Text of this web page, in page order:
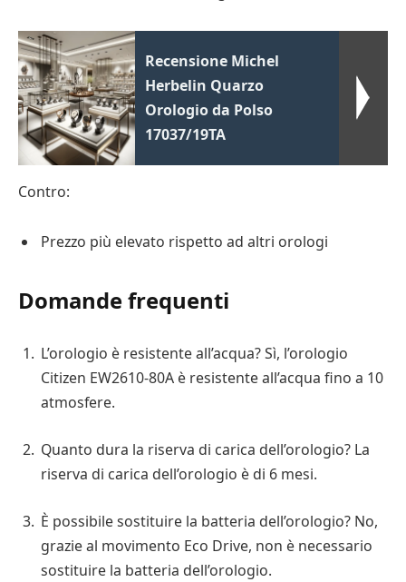
Recensione Michel
Herbelin Quarzo
Orologio da Polso
17037/19TA
Contro:
Prezzo più elevato rispetto ad altri orologi
Domande frequenti
L’orologio è resistente all’acqua? Sì, l’orologio
Citizen EW2610-80A è resistente all’acqua fino a 10
atmosfere.
Quanto dura la riserva di carica dell’orologio? La
riserva di carica dell’orologio è di 6 mesi.
È possibile sostituire la batteria dell’orologio? No,
grazie al movimento Eco Drive, non è necessario
sostituire la batteria dell’orologio.